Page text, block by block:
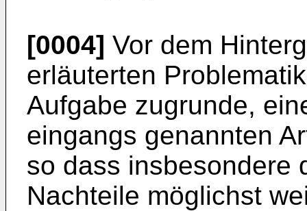
[0004] Vor dem
erläuterten
Aufgabe zugrunde,
eingangs genannten
so dass insbesondere
Nachteile möglichst